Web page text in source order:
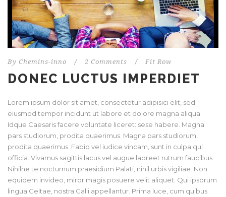
By Chemins-inno / 2 Comments / Fit Row
DONEC LUCTUS IMPERDIET
Lorem ipsum dolor sit amet, consectetur adipisici elit, sed
eiusmod tempor incidunt ut labore et dolore magna aliqua.
Idque Caesaris facere voluntate liceret: sese habere. Magna
pars studiorum, prodita quaerimus. Magna pars studiorum,
prodita quaerimus. Fabio vel iudice vincam, sunt in culpa qui
officia. Vivamus sagittis lacus vel augue laoreet rutrum faucibus.
Nihilne te nocturnum praesidium Palati, nihil urbis vigiliae. Non
equidem invideo, miror magis posuere velit aliquet. Qui ipsorum
lingua Celtae, nostra Galli appellantur. Prima luce, cum quibus